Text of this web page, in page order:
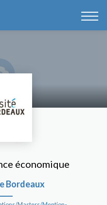
économique
Bordeaux